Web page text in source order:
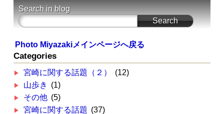
Search in blog
Photo Miyazakiメインページへ戻る
Categories
宮崎に関する話題（２）
(12)
山歩き
(1)
その他 (5)
宮崎に関する話題 (37)